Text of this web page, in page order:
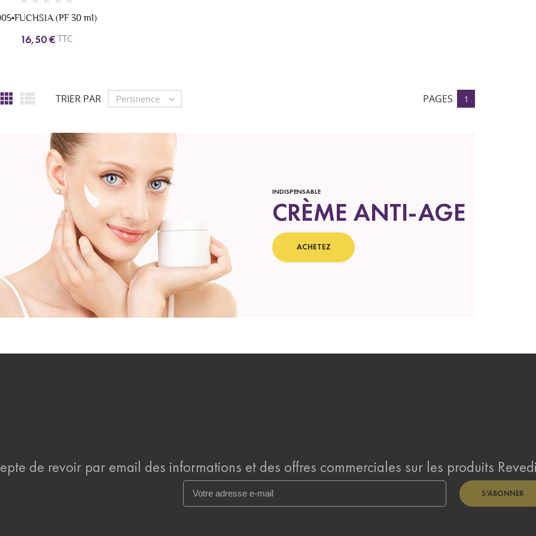
(PF 30 ml)
16,50 € TTC
 TRIER PAR Pertinence  PAGES 1
INDISPENSABLE
CRÈME ANTI-AGE
ACHETEZ
de revoir par email des informations et des offres commerciales sur les produits
S’ABONNER